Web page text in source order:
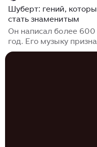
Шуберт: гений,
стать знаменитым
Он написал более 600
год. Его музыку
Шуберт жил в одном